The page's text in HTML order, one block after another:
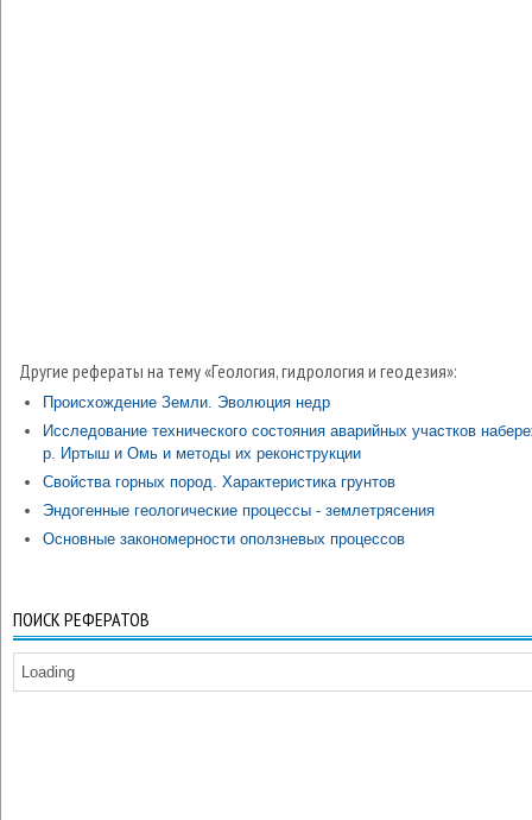
Другие рефераты на тему «Геология, гидрология и геодезия»:
Происхождение Земли. Эволюция недр
Исследование технического состояния аварийных участков
р. Иртыш и Омь и методы их реконструкции
Свойства горных пород. Характеристика грунтов
Эндогенные геологические процессы - землетрясения
Основные закономерности оползневых процессов
ПОИСК РЕФЕРАТОВ
Loading